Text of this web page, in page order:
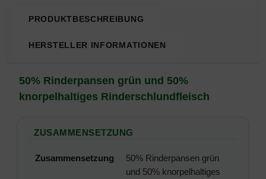
PRODUKTBESCHREIBUNG
HERSTELLER INFORMATIONEN
Produktbeschreibung
50% Rinderpansen grün und 50%
knorpelhaltiges Rinderschlundfleisch
ZUSAMMENSETZUNG
Zusammensetzung
50% Rinderpansen grün
und 50% knorpelhaltiges